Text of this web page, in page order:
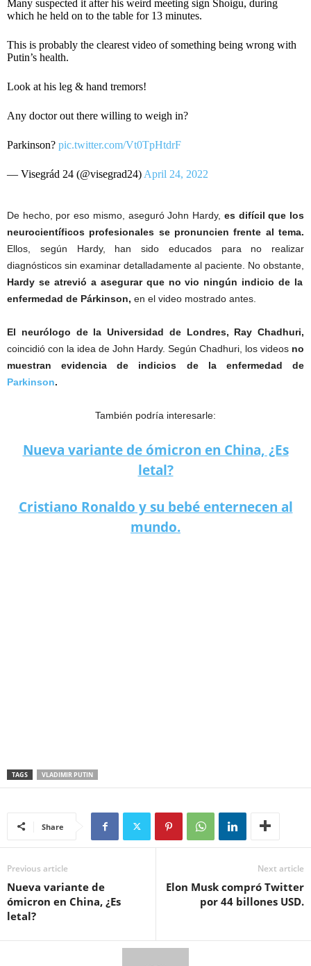
Many suspected it after his weird meeting sign Shoigu, during
which he held on to the table for 13 minutes.
This is probably the clearest video of something being wrong with
Putin’s health.
Look at his leg & hand tremors!
Any doctor out there willing to weigh in?
Parkinson? pic.twitter.com/Vt0TpHtdrF
— Visegrád 24 (@visegrad24) April 24, 2022
De hecho, por eso mismo, aseguró John Hardy, es difícil que los
neurocientíficos profesionales se pronuncien frente al tema.
Ellos, según Hardy, han sido educados para no realizar
diagnósticos sin examinar detalladamente al paciente. No obstante,
Hardy se atrevió a asegurar que no vio ningún indicio de la
enfermedad de Párkinson, en el video mostrado antes.
El neurólogo de la Universidad de Londres, Ray Chadhuri,
coincidió con la idea de John Hardy. Según Chadhuri, los videos no
muestran evidencia de indicios de la enfermedad de
Parkinson.
También podría interesarle:
Nueva variante de ómicron en China, ¿Es
letal?
Cristiano Ronaldo y su bebé enternecen al
mundo.
TAGS VLADIMIR PUTIN
Share
Previous article
Nueva variante de
ómicron en China, ¿Es
letal?
Next article
Elon Musk compró Twitter
por 44 billones USD.